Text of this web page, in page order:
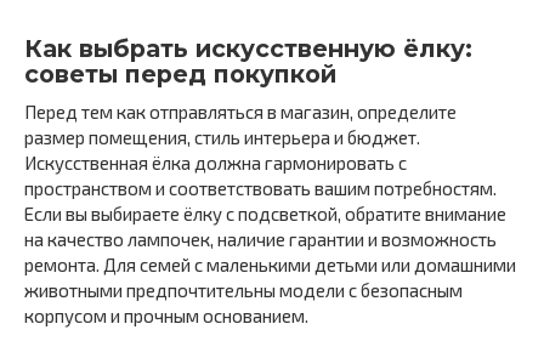
Как выбрать искусственную ёлку:
советы перед покупкой
Перед тем как отправляться в магазин, определите
размер помещения, стиль интерьера и бюджет.
Искусственная ёлка должна гармонировать с
пространством и соответствовать вашим потребностям.
Если вы выбираете ёлку с подсветкой, обратите внимание
на качество лампочек, наличие гарантии и возможность
ремонта. Для семей с маленькими детьми или домашними
животными предпочтительны модели с безопасным
корпусом и прочным основанием.